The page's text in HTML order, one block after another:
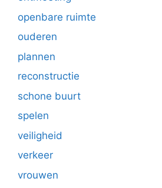
openbare ruimte
ouderen
plannen
reconstructie
schone buurt
spelen
veiligheid
verkeer
vrouwen